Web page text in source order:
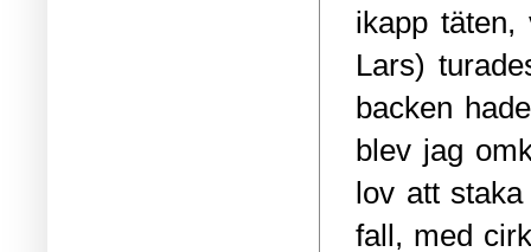
ikapp
Lars)
backen
blev jag
lov att
fall, med